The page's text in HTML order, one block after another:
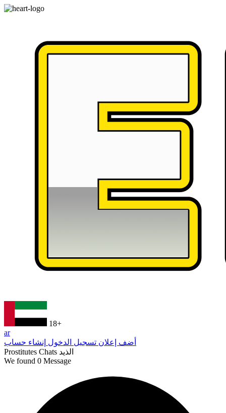
18+
ar
أضف إعلان تسجيل الدخول إنشاء حساب
Prostitutes Chats الذيد
We found 0 Message